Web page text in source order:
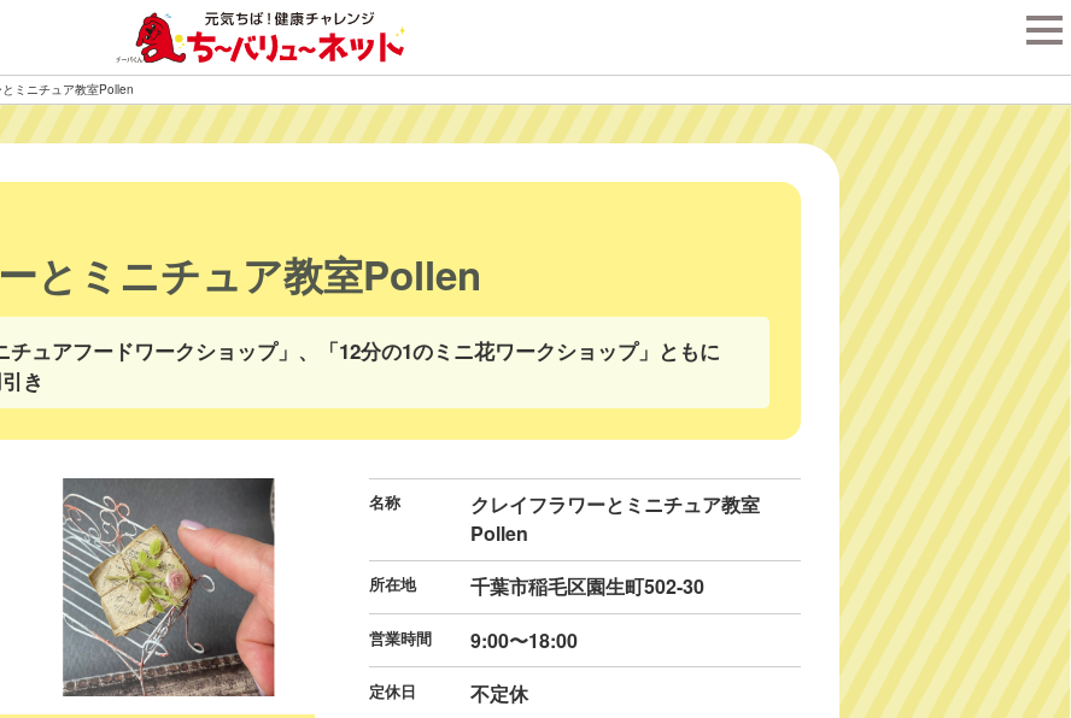
ミニチュア教室Pollen
とミニチュア教室Pollen
チュアフードワークショップ」、「12分の1のミニ花ワークショップ」ともに
き
名称
クレイフラワーとミニチュア教室
Pollen
所在地 千葉市稲毛区園生町502-30
営業時間 9:00〜18:00
定休日 不定休